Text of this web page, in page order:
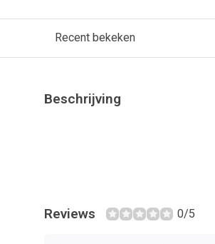
Recent bekeken
Beschrijving
Reviews 0/5